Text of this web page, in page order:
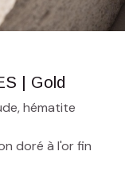
| Gold
hématite
doré à l'or fin